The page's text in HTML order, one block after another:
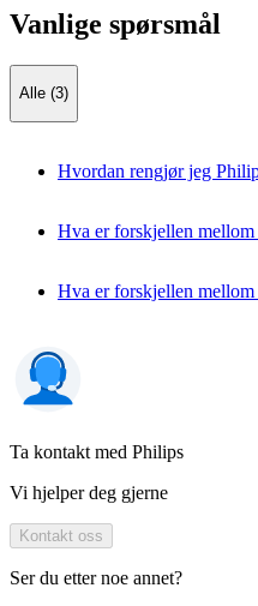
Vanlige spørsmål
Alle (3)
Hvordan rengjør jeg
Hva er forskjellen mellom
Hva er forskjellen mellom
Ta kontakt med Philips
Vi hjelper deg gjerne
Kontakt oss
Ser du etter noe annet?